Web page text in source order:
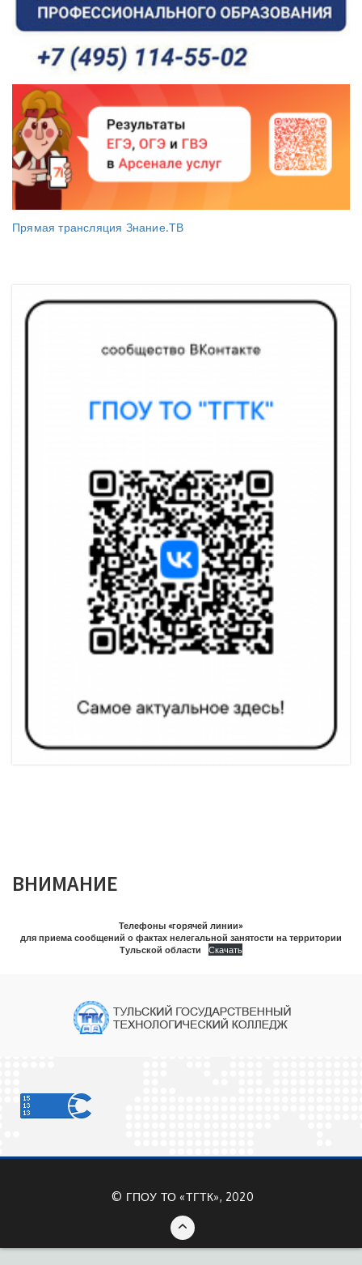
Прямая трансляция Знание.ТВ
ВНИМАНИЕ
Телефоны «горячей линии»
для приема сообщений о фактах нелегальной занятости на территории
Тульской области
Скачать
© ГПОУ ТО «ТГТК», 2020